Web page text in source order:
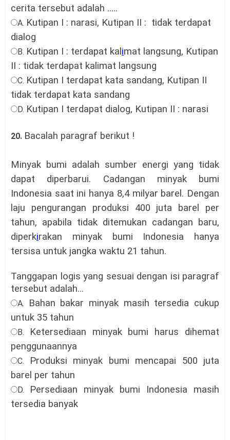
cerita tersebut adalah .....
A. Kutipan I : narasi, Kutipan II : tidak terdapat
dialog
B. Kutipan I : terdapat kal imat langsung, Kutipan
II : tidak terdapat kalimat langsung
C. Kutipan I terdapat kata sandang, Kutipan II
tidak terdapat kata sandang
D. Kutipan I terdapat dialog, Kutipan II : narasi
20. Bacalah paragraf berikut !
Minyak bumi adalah sumber energi yang tidak
dapat diperbarui. Cadangan minyak bumi
Indonesia saat ini hanya 8,4 milyar barel. Dengan
laju pengurangan produksi 400 juta barel per
tahun, apabila tidak ditemukan cadangan baru,
diperkirakan minyak bumi Indonesia hanya
tersisa untuk jangka waktu 21 tahun.
Tanggapan logis yang sesuai dengan isi paragraf
tersebut adalah…
A.
Bahan bakar minyak masih tersedia cukup
untuk 35 tahun
B.
Ketersediaan minyak bumi harus dihemat
penggunaannya
C.
Produksi minyak bumi mencapai 500 juta
barel per tahun
D.
Persediaan minyak bumi Indonesia masih
tersedia banyak